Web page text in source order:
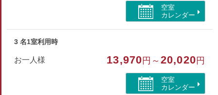
＜お風呂用品＞
シャンプー／コンディショナー／ボディーソープ／ドライヤー
空室
カレンダー
3 名1室利用時
お一人様 13,970 円～20,020 円
空室
カレンダー